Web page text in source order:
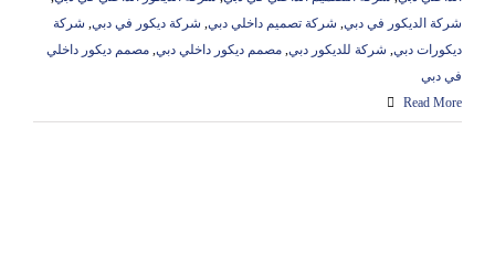
شركة الديكور في دبي, شركة تصميم داخلي دبي, شركة ديكور في دبي, شركة
ديكورات دبي, شركة للديكور دبي, مصمم ديكور داخلي دبي, مصمم ديكور داخلي
في دبي
Read More